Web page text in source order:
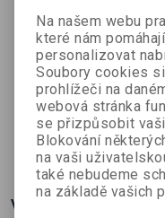
Férová
práce
Kim Scottová
365 Kč 539 Kč
Více o knize
Na našem webu
které nám
personalizovat
Soubory cookies
prohlížeči na
webová stránka
se přizpůsobit
Blokování
na vaši
také nebudeme
na základě vašich